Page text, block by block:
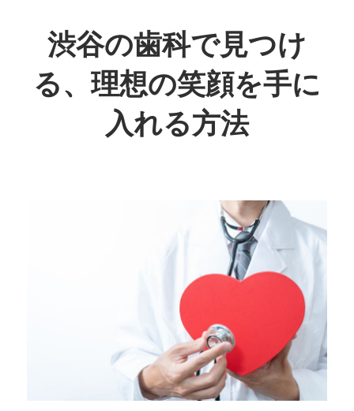
ン
渋谷の歯科で見つけ
る、理想の笑顔を手に
入れる方法